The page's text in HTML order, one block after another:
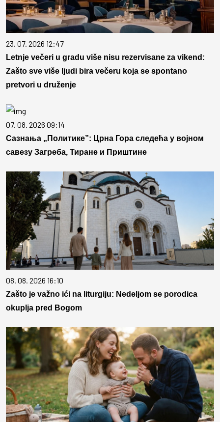
23. 07. 2026 12:47
Letnje večeri u gradu više nisu rezervisane za vikend:
Zašto sve više ljudi bira večeru koja se spontano
pretvori u druženje
07. 08. 2026 09:14
Сазнања „Политике”: Црна Гора следећа у војном
савезу Загреба, Тиране и Приштине
08. 08. 2026 16:10
Zašto je važno ići na liturgiju: Nedeljom se porodica
okuplja pred Bogom